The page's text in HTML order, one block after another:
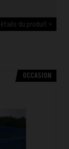
du produit >
OCCASION